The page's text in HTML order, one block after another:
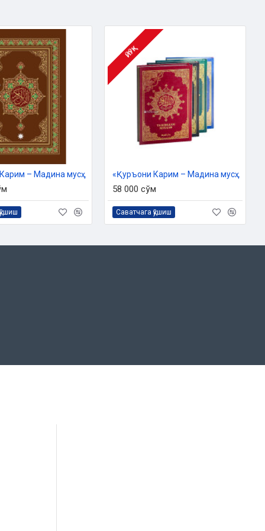
«Қуръони Карим – Мадина мусҳафи» (30 жилдли)
ЙЎҚ
«Қуръони Карим – Мадина мусҳафи» (тажвидли)
58 000 сўм
Саватчага қўшиш